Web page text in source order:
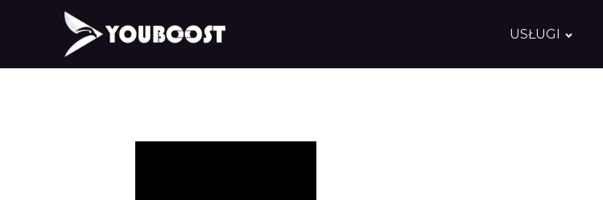
USŁUGI